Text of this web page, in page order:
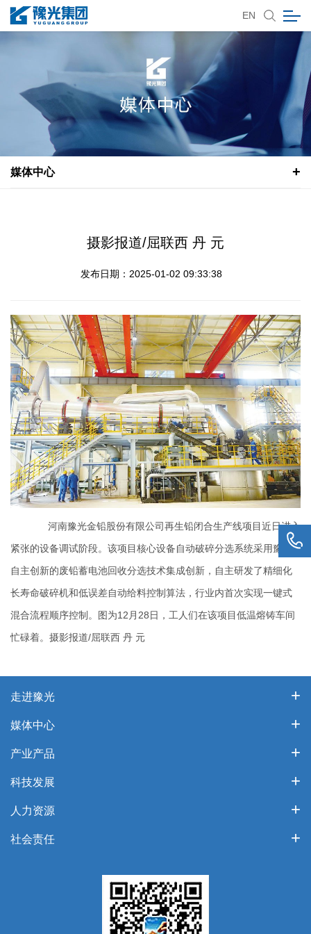
EN
媒体中心
摄影报道/屈联西 丹 元
发布日期：2025-01-02 09:33:38
河南豫光金铅股份有限公司再生铅闭合生产线项目近日进入
紧张的设备调试阶段。该项目核心设备自动破碎分选系统采用豫光
自主创新的废铅蓄电池回收分选技术集成创新，自主研发了精细化
长寿命破碎机和低误差自动给料控制算法，行业内首次实现一键式
混合流程顺序控制。图为12月28日，工人们在该项目低温熔铸车间
忙碌着。摄影报道/屈联西 丹 元
走进豫光
媒体中心
产业产品
科技发展
人力资源
社会责任